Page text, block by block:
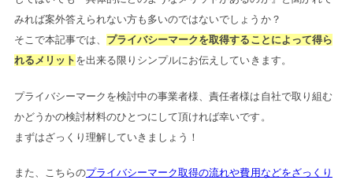
みれば案外答えられない方も多いのではないでしょうか？
そこで本記事では、 プライバシーマークを取得することによって得ら
れるメリット を出来る限りシンプルにお伝えしていきます。
プライバシーマークを検討中の事業者様、責任者様は自社で取り組む
かどうかの検討材料のひとつにして頂ければ幸いです。
まずはざっくり理解していきましょう！
また、こちらのプライバシーマーク取得の流れや費用などをざっくり